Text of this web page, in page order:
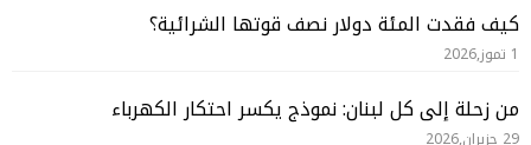
كيف فقدت المئة دولار نصف قوتها الشرائية؟
1 تموز,2026
من زحلة إلى كل لبنان: نموذج يكسر احتكار الكهرباء
29 حزيران,2026